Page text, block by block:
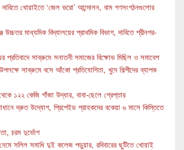
খোয়াইতে ‘জেল ভরো’ আন্দোলন, বাম গণসংগঠনগুলোর
উচ্চতর মাধ্যমিক বিদ্যালয়ের প্রাথমিক বিভাগ, দাবিতে শ্রীনগর-
প্রতিবাদে সাব্রুমে সনাতনী সমাজের বিক্ষোভ মিছিল ও সমাবেশ
সাব্রুমে বসে আঁকো প্রতিযোগিতা, খুদে শিল্পীদের ব্যাপক
১২২ কেজি গাঁজা উদ্ধার, বাবা-ছেলে গ্রেপ্তার
দ্রুত উদ্যোগ, প্রিপেইড গ্রাহকদের বকেয়া ৬ মাসে কিস্তিতে
চরম দুর্ভোগ
সলিল সমাধি দুই কলেজ পড়ুয়ার, রবিবারের ছুটিতে খোয়াই